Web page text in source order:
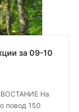
за 09-10
На
повод 150